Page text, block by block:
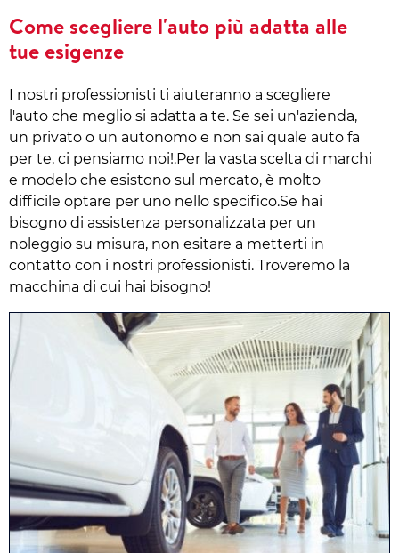
Come scegliere l'auto più adatta alle
tue esigenze
I nostri professionisti ti aiuteranno a scegliere
l'auto che meglio si adatta a te. Se sei un'azienda,
un privato o un autonomo e non sai quale auto fa
per te, ci pensiamo noi!.Per la vasta scelta di marchi
e modelo che esistono sul mercato, è molto
difficile optare per uno nello specifico.Se hai
bisogno di assistenza personalizzata per un
noleggio su misura, non esitare a metterti in
contatto con i nostri professionisti. Troveremo la
macchina di cui hai bisogno!